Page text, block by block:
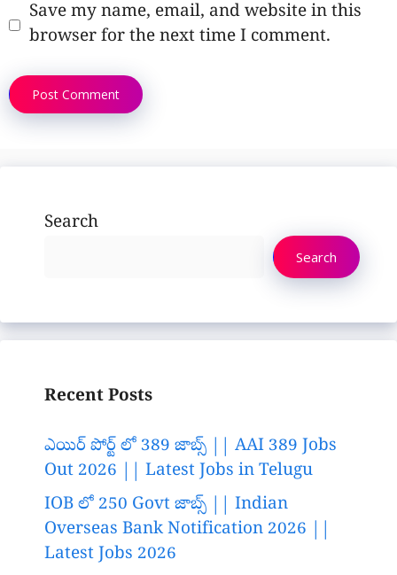
Save my name, email, and website in this
browser for the next time I comment.
Search
Search
Recent Posts
ఎయిర్ పోర్ట్ లో 389 జాబ్స్ || AAI 389 Jobs
Out 2026 || Latest Jobs in Telugu
IOB లో 250 Govt జాబ్స్ || Indian
Overseas Bank Notification 2026 ||
Latest Jobs 2026